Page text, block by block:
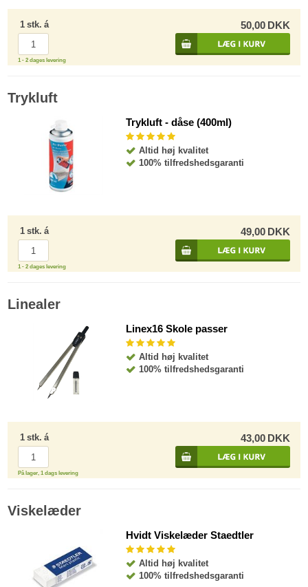
1 stk. á 50,00 DKK
1 - 2 dages levering
Trykluft
Trykluft - dåse (400ml)
Altid høj kvalitet
100% tilfredshedsgaranti
1 stk. á 49,00 DKK
1 - 2 dages levering
Linealer
Linex16 Skole passer
Altid høj kvalitet
100% tilfredshedsgaranti
1 stk. á 43,00 DKK
På lager, 1 dags levering
Viskelæder
Hvidt Viskelæder Staedtler
Altid høj kvalitet
100% tilfredshedsgaranti